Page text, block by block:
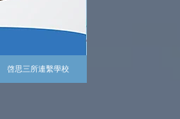
啓思三所連繫學校